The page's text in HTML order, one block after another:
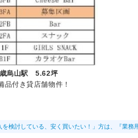
烏山駅 5.62坪
品付き貸店舗物件！
検討している、安く買いたい！」方は、『業務